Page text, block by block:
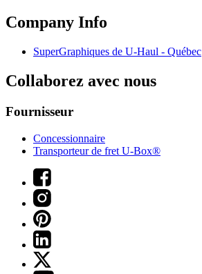
Company Info
SuperGraphiques de U-Haul - Québec
Collaborez avec nous
Fournisseur
Concessionnaire
Transporteur de fret U-Box®